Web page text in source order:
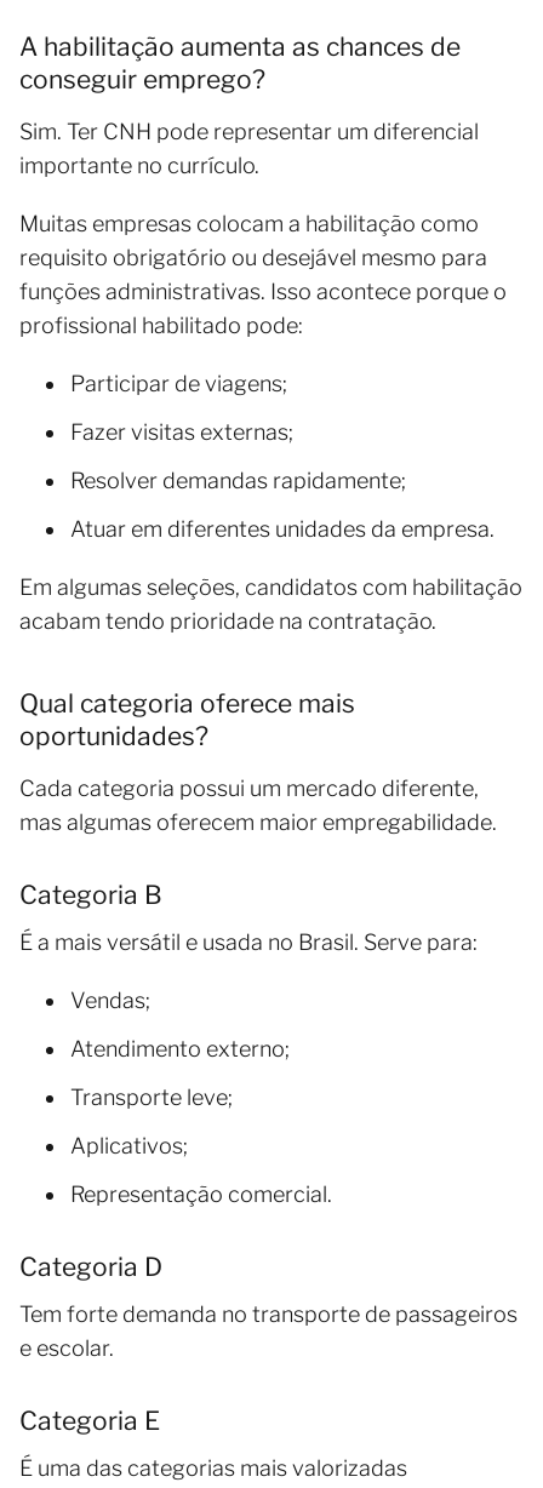
A habilitação aumenta as chances de
conseguir emprego?
Sim. Ter CNH pode representar um diferencial
importante no currículo.
Muitas empresas colocam a habilitação como
requisito obrigatório ou desejável mesmo para
funções administrativas. Isso acontece porque o
profissional habilitado pode:
Participar de viagens;
Fazer visitas externas;
Resolver demandas rapidamente;
Atuar em diferentes unidades da empresa.
Em algumas seleções, candidatos com habilitação
acabam tendo prioridade na contratação.
Qual categoria oferece mais
oportunidades?
Cada categoria possui um mercado diferente,
mas algumas oferecem maior empregabilidade.
Categoria B
É a mais versátil e usada no Brasil. Serve para:
Vendas;
Atendimento externo;
Transporte leve;
Aplicativos;
Representação comercial.
Categoria D
Tem forte demanda no transporte de passageiros
e escolar.
Categoria E
É uma das categorias mais valorizadas